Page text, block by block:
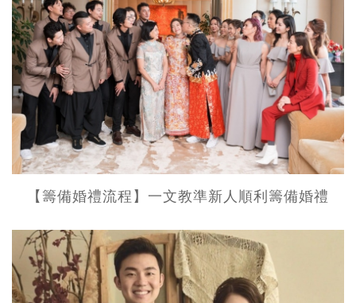
【籌備婚禮流程】一文教準新人順利籌備婚禮